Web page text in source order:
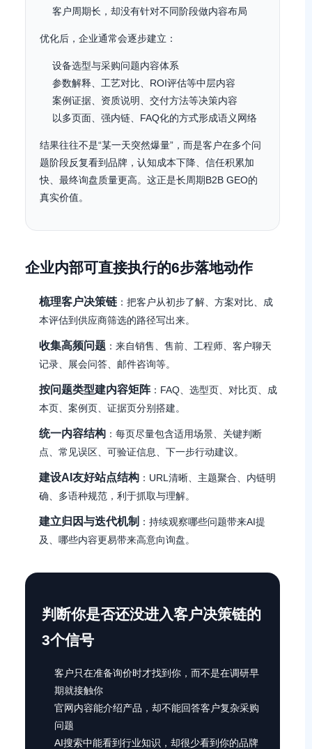
客户周期长，却没有针对不同阶段做内容布局
优化后，企业通常会逐步建立：
设备选型与采购问题内容体系
参数解释、工艺对比、ROI评估等中层内容
案例证据、资质说明、交付方法等决策内容
以多页面、强内链、FAQ化的方式形成语义网络
结果往往不是“某一天突然爆量”，而是客户在多个问
题阶段反复看到品牌，认知成本下降、信任积累加
快、最终询盘质量更高。这正是长周期B2B GEO的
真实价值。
企业内部可直接执行的6步落地动作
梳理客户决策链 ：把客户从初步了解、方案对比、成
本评估到供应商筛选的路径写出来。
收集高频问题 ：来自销售、售前、工程师、客户聊天
记录、展会问答、邮件咨询等。
按问题类型建内容矩阵：FAQ、选型页、对比页、成
本页、案例页、证据页分别搭建。
统一内容结构 ：每页尽量包含适用场景、关键判断
点、常见误区、可验证信息、下一步行动建议。
建设AI友好站点结构 ：URL清晰、主题聚合、内链明
确、多语种规范，利于抓取与理解。
建立归因与迭代机制 ：持续观察哪些问题带来AI提
及、哪些内容更易带来高意向询盘。
判断你是否还没进入客户决策链的
3个信号
客户只在准备询价时才找到你，而不是在调研早
期就接触你
官网内容能介绍产品，却不能回答客户复杂采购
问题
AI搜索中能看到行业知识，却很少看到你的品牌